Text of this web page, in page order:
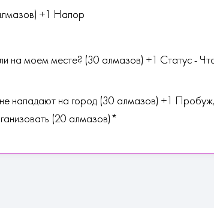
+1 Напор
на моем месте? (30 алмазов) +1 Статус -
нападают на город (30 алмазов) +1
(20 алмазов)*